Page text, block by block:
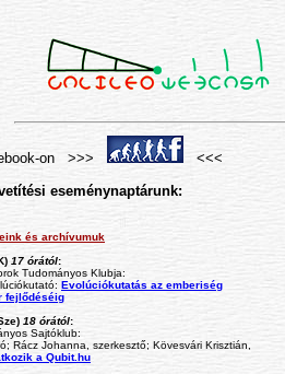
on >>>
<<<
eseménynaptárunk:
és archívumuk
17 órától:
Tudományos Klubja:
Evolúciókutatás az emberiség
fejlődéséig
18 órától:
Sajtóklub:
Rácz Johanna, szerkesztő; Kövesvári Krisztián,
a Qubit.hu